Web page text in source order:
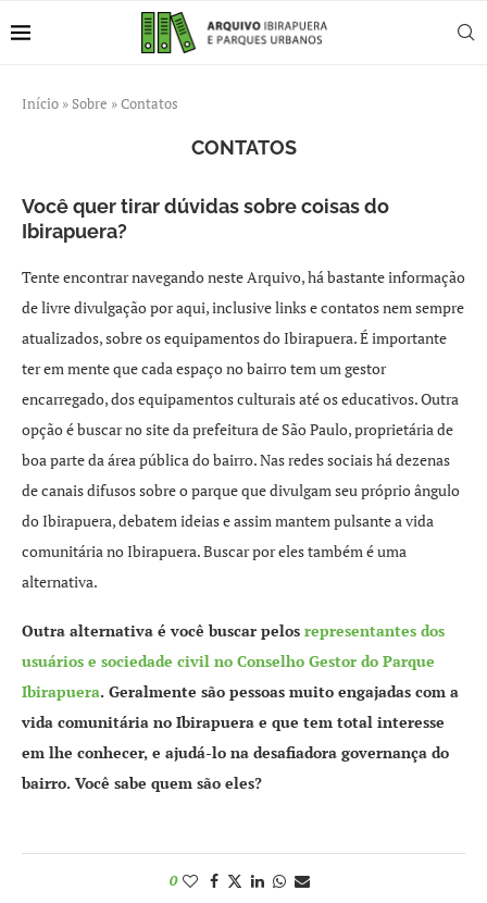
Início » Sobre »Contatos
CONTATOS
Você quer tirar dúvidas sobre coisas do
Ibirapuera?
Tente encontrar navegando neste Arquivo, há bastante informação
de livre divulgação por aqui, inclusive links e contatos nem sempre
atualizados, sobre os equipamentos do Ibirapuera. É importante
ter em mente que cada espaço no bairro tem um gestor
encarregado, dos equipamentos culturais até os educativos. Outra
opção é buscar no site da prefeitura de São Paulo, proprietária de
boa parte da área pública do bairro. Nas redes sociais há dezenas
de canais difusos sobre o parque que divulgam seu próprio ângulo
do Ibirapuera, debatem ideias e assim mantem pulsante a vida
comunitária no Ibirapuera. Buscar por eles também é uma
alternativa.
Outra alternativa é você buscar pelos representantes dos
usuários e sociedade civil no Conselho Gestor do Parque
Ibirapuera. Geralmente são pessoas muito engajadas com a
vida comunitária no Ibirapuera e que tem total interesse
em lhe conhecer, e ajudá-lo na desafiadora governança do
bairro. Você sabe quem são eles?
0